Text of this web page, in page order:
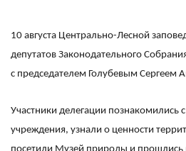
10 августа Центрально-Лесной
депутатов Законодательного
с председателем Голубевым Сергеем
Участники делегации познакомились
учреждения, узнали о ценности